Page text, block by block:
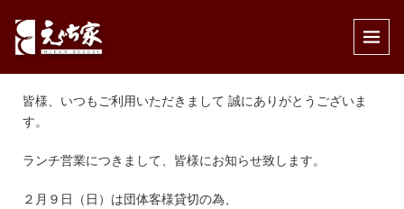
公開済み: 2020年2月2日
カテゴリー: インフォメーション
皆様、いつもご利用いただきまして 誠にありがとうございま
す。
ランチ営業につきまして、皆様にお知らせ致します。
２月９日（日）は団体客様貸切の為、